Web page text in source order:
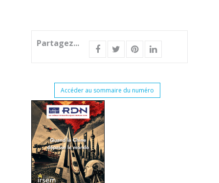
Partagez...
Accéder au sommaire du numéro